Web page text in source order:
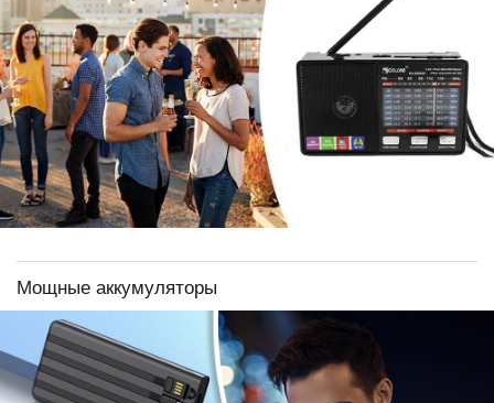
Мощные аккумуляторы